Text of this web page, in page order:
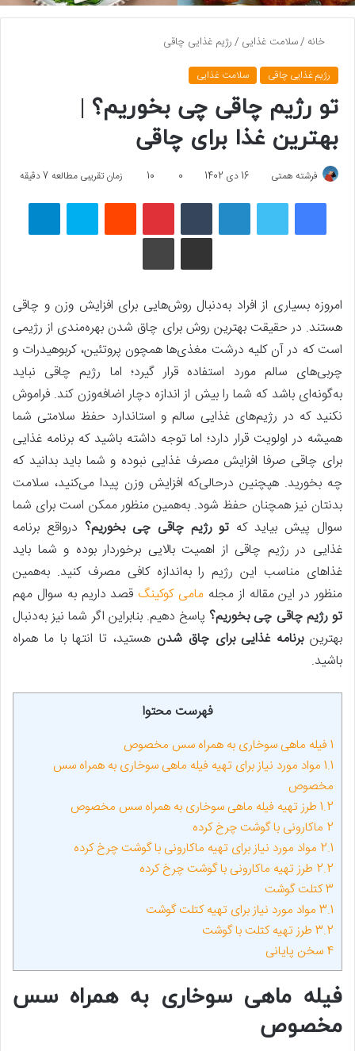
خانه /سلامت غذایی /رژیم غذایی چاقی
رژیم غذایی چاقی سلامت غذایی
تو رژیم چاقی چی بخوریم؟ |
بهترین غذا برای چاقی
فرشته همتی 16 دی 1402 0
10 زمان تقریبی مطالعه 7 دقیقه
فیسبوک لینکداین پینتریست اسکایپ
چاپ
امروزه بسیاری از افراد به‌دنبال روش‌هایی برای افزایش وزن و چاقی
هستند. در حقیقت بهترین روش برای چاق شدن بهره‌مندی از رژیمی
است که در آن کلیه درشت مغذی‌ها همچون پروتئین، کربوهیدرات و
چربی‌های سالم مورد استفاده قرار گیرد؛ اما رژیم چاقی نباید
به‌گونه‌ای باشد که شما را بیش‌ از اندازه دچار اضافه‌وزن کند. فراموش
نکنید که در رژیم‌های غذایی سالم و استاندارد حفظ سلامتی شما
همیشه در اولویت قرار دارد؛ اما توجه داشته باشید که برنامه غذایی
برای چاقی صرفا افزایش مصرف غذایی نبوده و شما باید بدانید که
چه بخورید. هپچنین درحالی‌که افزایش وزن پیدا می‌کنید، سلامت
بدنتان نیز همچنان حفظ شود. به‌همین منظور ممکن است برای شما
سوال پیش بیاید که تو رژیم چاقی چی بخوریم؟ درواقع برنامه
غذایی در رژیم چاقی از اهمیت بالایی برخوردار بوده و شما باید
غذاهای مناسب این رژیم را به‌اندازه کافی مصرف کنید. به‌همین
منظور در این مقاله از مجله مامی کوکینگقصد داریم به سوال مهم
تو رژیم چاقی چی بخوریم؟ پاسخ دهیم. بنابراین اگر شما نیز به‌دنبال
بهترینبرنامه غذایی برای چاق شدن هستید، تا انتها با ما همراه
باشید.
فهرست محتوا
1 فیله ماهی سوخاری به همراه سس مخصوص
1.1 مواد مورد نیاز برای تهیه فیله ماهی سوخاری به‌ همراه سس
مخصوص
1.2 طرز تهیه فیله ماهی سوخاری به‌ همراه سس مخصوص
2 ماکارونی با گوشت چرخ کرده
2.1 مواد مورد نیاز برای تهیه ماکارونی با گوشت چرخ کرده
2.2 طرز تهیه ماکارونی با گوشت چرخ کرده
3کتلت گوشت
3.1 مواد مورد نیاز برای تهیه کتلت گوشت
3.2 طرز تهیه کتلت با گوشت
4 سخن پایانی
فیله ماهی سوخاری به همراه سس
مخصوص